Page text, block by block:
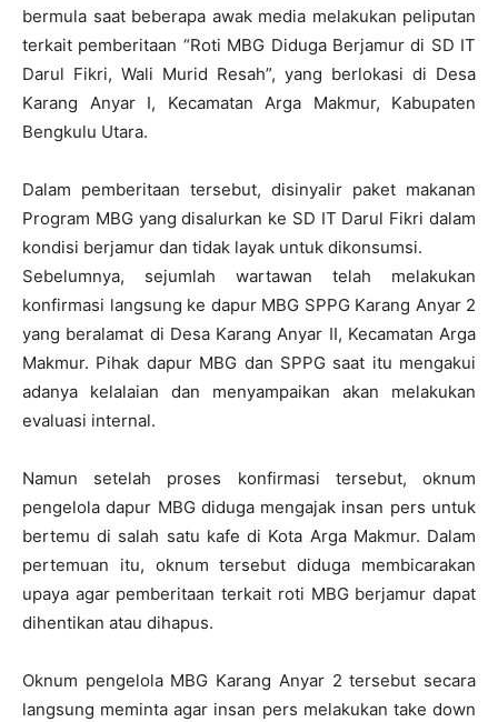
bermula saat beberapa awak media melakukan peliputan
terkait pemberitaan “Roti MBG Diduga Berjamur di SD IT
Darul Fikri, Wali Murid Resah”, yang berlokasi di Desa
Karang Anyar I, Kecamatan Arga Makmur, Kabupaten
Bengkulu Utara.
Dalam pemberitaan tersebut, disinyalir paket makanan
Program MBG yang disalurkan ke SD IT Darul Fikri dalam
kondisi berjamur dan tidak layak untuk dikonsumsi.
Sebelumnya, sejumlah wartawan telah melakukan
konfirmasi langsung ke dapur MBG SPPG Karang Anyar 2
yang beralamat di Desa Karang Anyar II, Kecamatan Arga
Makmur. Pihak dapur MBG dan SPPG saat itu mengakui
adanya kelalaian dan menyampaikan akan melakukan
evaluasi internal.
Namun setelah proses konfirmasi tersebut, oknum
pengelola dapur MBG diduga mengajak insan pers untuk
bertemu di salah satu kafe di Kota Arga Makmur. Dalam
pertemuan itu, oknum tersebut diduga membicarakan
upaya agar pemberitaan terkait roti MBG berjamur dapat
dihentikan atau dihapus.
Oknum pengelola MBG Karang Anyar 2 tersebut secara
langsung meminta agar insan pers melakukan take down